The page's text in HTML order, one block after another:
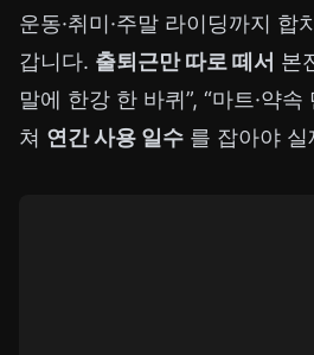
운동·취미·주말 라이딩까지 합
갑니다. 출퇴근만 따로 떼서 본
말에 한강 한 바퀴”, “마트·약
쳐 연간 사용 일수 를 잡아야